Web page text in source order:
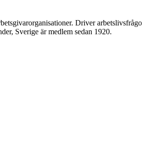
Driver
Sverige är medlem sedan 1920.